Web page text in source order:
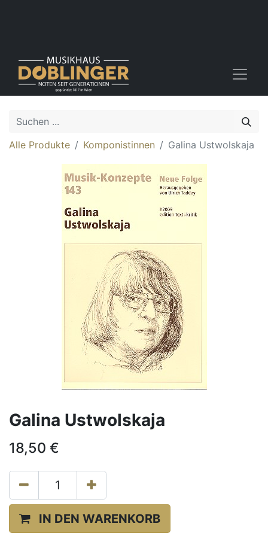
Alle Produkte Komponistinnen Galina Ustwolskaja
Galina Ustwolskaja
18,50 €
IN DEN WARENKORB